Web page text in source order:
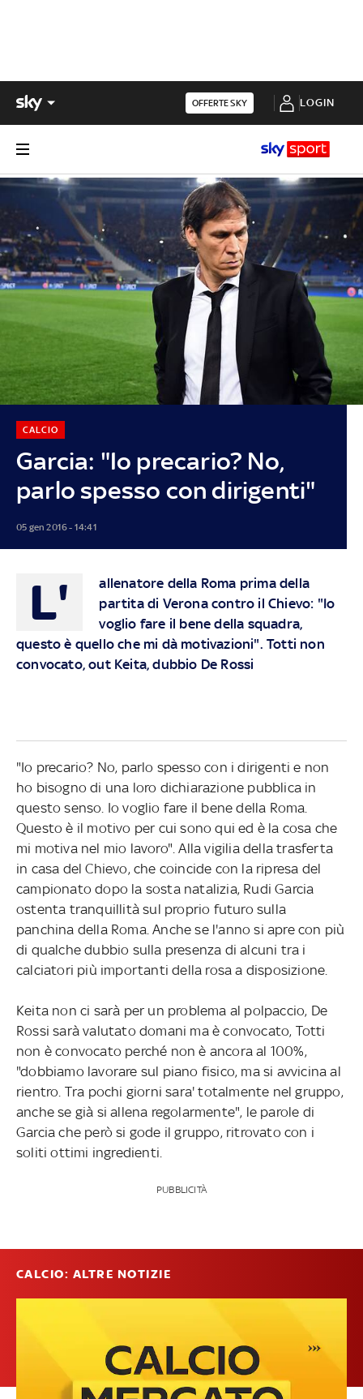
OFFERTE SKY LOGIN
Garcia: "Io precario? No,
parlo spesso con dirigenti"
CALCIO
05 gen 2016 - 14:41
L'
allenatore della Roma prima della
partita di Verona contro il Chievo: "Io
voglio fare il bene della squadra,
questo è quello che mi dà motivazioni". Totti non
convocato, out Keita, dubbio De Rossi
"Io precario? No, parlo spesso con i dirigenti e non
ho bisogno di una loro dichiarazione pubblica in
questo senso. Io voglio fare il bene della Roma.
Questo è il motivo per cui sono qui ed è la cosa che
mi motiva nel mio lavoro". Alla vigilia della trasferta
in casa del Chievo, che coincide con la ripresa del
campionato dopo la sosta natalizia, Rudi Garcia
ostenta tranquillità sul proprio futuro sulla
panchina della Roma. Anche se l'anno si apre con più
di qualche dubbio sulla presenza di alcuni tra i
calciatori più importanti della rosa a disposizione.
Keita non ci sarà per un problema al polpaccio, De
Rossi sarà valutato domani ma è convocato, Totti
non è convocato perché non è ancora al 100%,
"dobbiamo lavorare sul piano fisico, ma si avvicina al
rientro. Tra pochi giorni sara' totalmente nel gruppo,
anche se già si allena regolarmente", le parole di
Garcia che però si gode il gruppo, ritrovato con i
soliti ottimi ingredienti.
PUBBLICITÀ
CALCIO: ALTRE NOTIZIE